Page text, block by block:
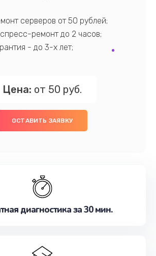
серверов от 50 рублей;
ремонт до 2 часов;
- до 3-х лет;
Цена: от 50 руб.
ОСТАВИТЬ ЗАЯВКУ
диагностика за 30 мин.